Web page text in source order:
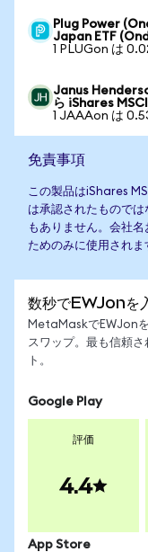
Plug Power
Japan ETF
1 PLUGon は
Janus
ら iShares
1 JAAAon は
免責事項
この製品はiShares
は承認されたもので
もありません。会社
ためのみに使用されま
数秒でEWJonを
MetaMaskでEWJon
スワップ。最も信頼
ト。
Google Play
評価
4.4
App Store